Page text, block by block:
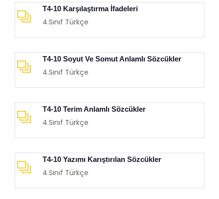
T4-10 Karşılaştırma İfadeleri
4.Sınıf Türkçe
T4-10 Soyut Ve Somut Anlamlı Sözcükler
4.Sınıf Türkçe
T4-10 Terim Anlamlı Sözcükler
4.Sınıf Türkçe
T4-10 Yazımı Karıştırılan Sözcükler
4.Sınıf Türkçe